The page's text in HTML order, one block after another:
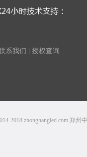
系我们 授权查询
2018 zhonghangled.com 郑